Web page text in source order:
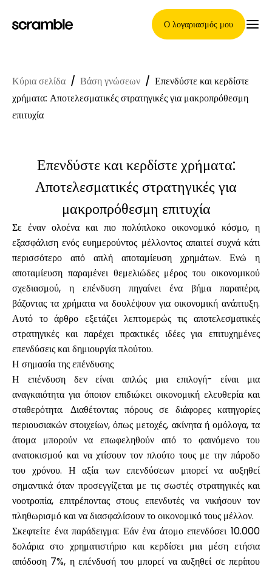
Ο λογαριασμός μου
Κύρια Σελίδα
Γκαλερί μαρκών
Επιλογή μάρκας
Υπολογιστές
Ιστορικό γύρων
Ιστολόγιο
Επικοινωνήστε μαζί μας
Βοήθεια
Κύρια σελίδα / Βάση γνώσεων / Επενδύστε και κερδίστε
χρήματα: Αποτελεσματικές στρατηγικές για μακροπρόθεσμη
επιτυχία
Επενδύστε και κερδίστε χρήματα:
Αποτελεσματικές στρατηγικές για
μακροπρόθεσμη επιτυχία
Σε έναν ολοένα και πιο πολύπλοκο οικονομικό κόσμο, η
εξασφάλιση ενός ευημερούντος μέλλοντος απαιτεί συχνά κάτι
περισσότερο από απλή αποταμίευση χρημάτων. Ενώ η
αποταμίευση παραμένει θεμελιώδες μέρος του οικονομικού
σχεδιασμού, η επένδυση πηγαίνει ένα βήμα παραπέρα,
βάζοντας τα χρήματα να δουλέψουν για οικονομική ανάπτυξη.
Αυτό το άρθρο εξετάζει λεπτομερώς τις αποτελεσματικές
στρατηγικές και παρέχει πρακτικές ιδέες για επιτυχημένες
επενδύσεις και δημιουργία πλούτου.
Η σημασία της επένδυσης
Η επένδυση δεν είναι απλώς μια επιλογή- είναι μια
αναγκαιότητα για όποιον επιδιώκει οικονομική ελευθερία και
σταθερότητα. Διαθέτοντας πόρους σε διάφορες κατηγορίες
περιουσιακών στοιχείων, όπως μετοχές, ακίνητα ή ομόλογα, τα
άτομα μπορούν να επωφεληθούν από το φαινόμενο του
ανατοκισμού και να χτίσουν τον πλούτο τους με την πάροδο
του χρόνου. Η αξία των επενδύσεων μπορεί να αυξηθεί
σημαντικά όταν προσεγγίζεται με τις σωστές στρατηγικές και
νοοτροπία, επιτρέποντας στους επενδυτές να νικήσουν τον
πληθωρισμό και να διασφαλίσουν το οικονομικό τους μέλλον.
Σκεφτείτε ένα παράδειγμα: Εάν ένα άτομο επενδύσει 10.000
δολάρια στο χρηματιστήριο και κερδίσει μια μέση ετήσια
απόδοση 7%, η επένδυσή του μπορεί να αυξηθεί σε περίπου